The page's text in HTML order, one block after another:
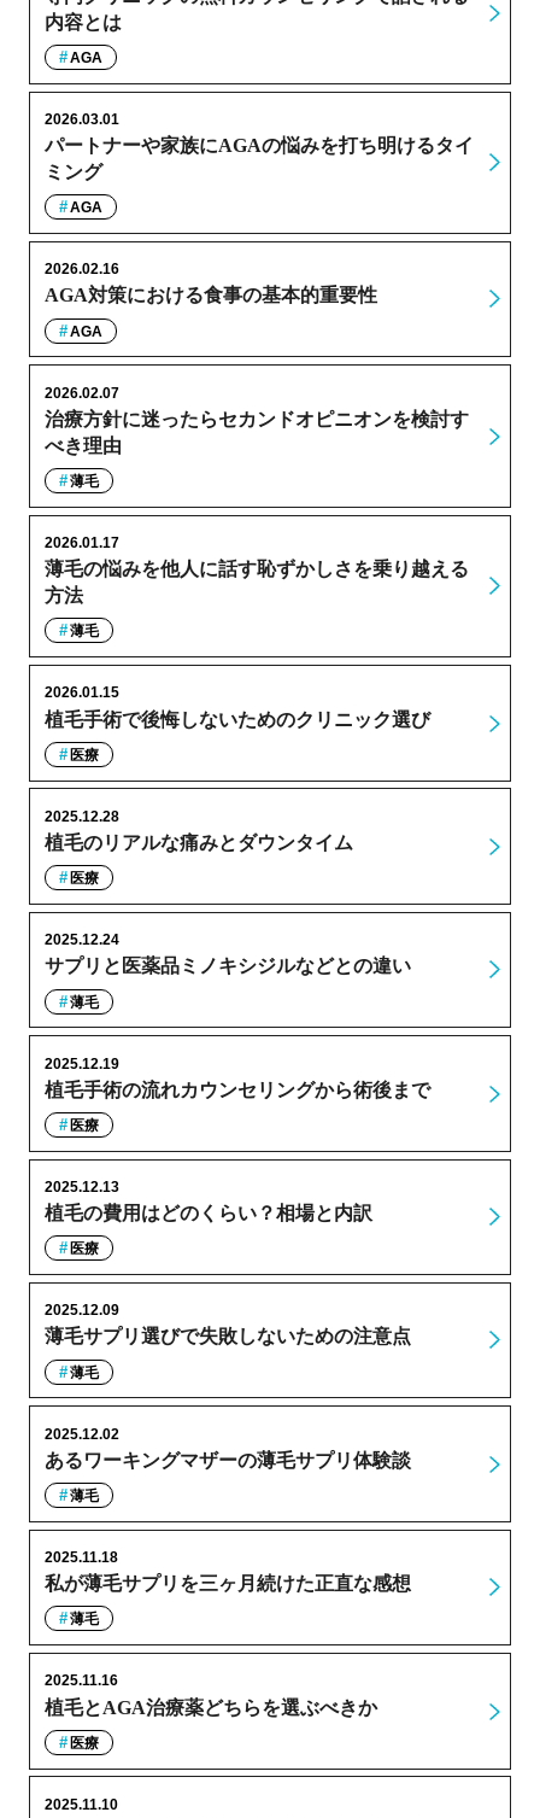
内容とは
AGA
パートナーや家族にAGAの悩みを打ち明けるタイ
ミング
2026.03.01
AGA
AGA対策における食事の基本的重要性
2026.02.16
AGA
治療方針に迷ったらセカンドオピニオンを検討す
べき理由
2026.02.07
薄毛
薄毛の悩みを他人に話す恥ずかしさを乗り越える
方法
2026.01.17
薄毛
植毛手術で後悔しないためのクリニック選び
2026.01.15
医療
植毛のリアルな痛みとダウンタイム
2025.12.28
医療
サプリと医薬品ミノキシジルなどとの違い
2025.12.24
薄毛
植毛手術の流れカウンセリングから術後まで
2025.12.19
医療
植毛の費用はどのくらい？相場と内訳
2025.12.13
医療
薄毛サプリ選びで失敗しないための注意点
2025.12.09
薄毛
あるワーキングマザーの薄毛サプリ体験談
2025.12.02
薄毛
私が薄毛サプリを三ヶ月続けた正直な感想
2025.11.18
薄毛
植毛とAGA治療薬どちらを選ぶべきか
2025.11.16
医療
2025.11.10